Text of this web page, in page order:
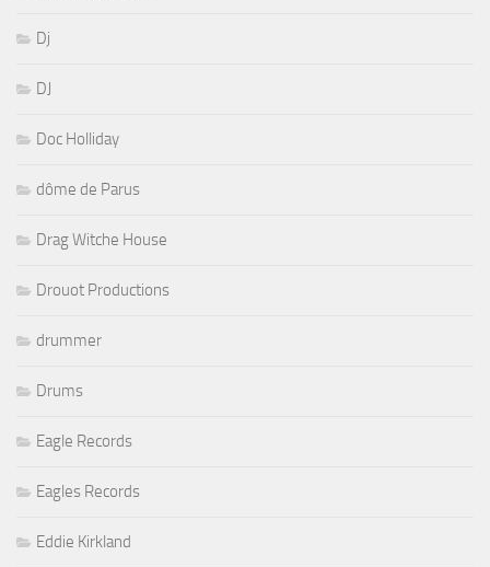
Dj
DJ
Doc Holliday
dôme de Parus
Drag Witche House
Drouot Productions
drummer
Drums
Eagle Records
Eagles Records
Eddie Kirkland